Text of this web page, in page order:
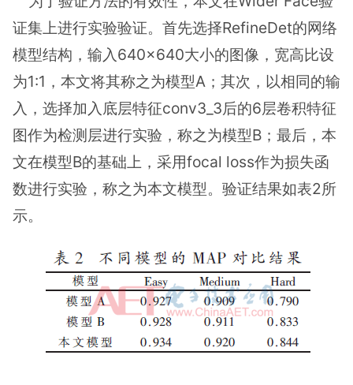
证集上进行实验验证。首先选择RefineDet的网络
模型结构，输入640×640大小的图像，宽高比设
为1:1，本文将其称之为模型A；其次，以相同的输
入，选择加入底层特征conv3_3后的6层卷积特征
图作为检测层进行实验，称之为模型B；最后，本
文在模型B的基础上，采用focal loss作为损失函
数进行实验，称之为本文模型。验证结果如表2所
示。